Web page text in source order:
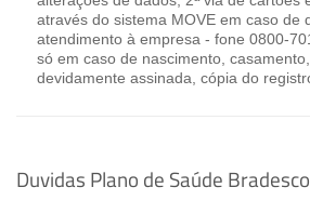
através do sistema MOVE em caso
atendimento à empresa - fone 0800-
só em caso de nascimento,
devidamente assinada, cópia do
Duvidas Plano de Saúde Bradesco